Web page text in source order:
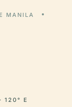
MANILA
120° E